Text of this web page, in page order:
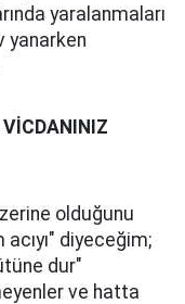
yaralanmaları
yanarken
olduğunu
diyeceğim;
dur"
ve hatta